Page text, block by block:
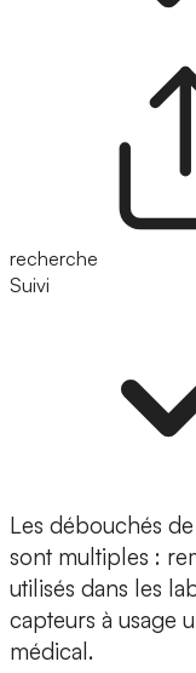
recherche
Suivi
Les débouchés
sont multiples :
utilisés dans les
capteurs à usage
médical.